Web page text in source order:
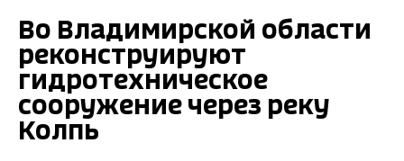
Во Владимирской области
реконструируют
гидротехническое
сооружение через реку
Колпь